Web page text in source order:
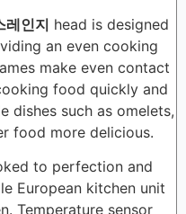
레인지 head is designed
an even cooking
make even contact
food quickly and
dishes such as omelets,
food more delicious.
to perfection and
European kitchen unit
Temperature sensor